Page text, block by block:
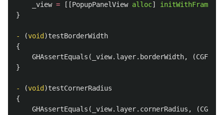
_view = [[PopupPanelView alloc] initWithFrame
}
- (void )testBorderWidth
{
GHAssertEquals ( _view. layer. borderWidth, (CGFloat
}
- (void )testCornerRadius
{
GHAssertEquals ( _view. layer. cornerRadius , (